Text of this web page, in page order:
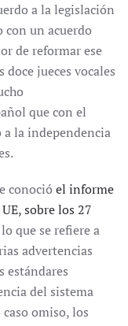
a la legislación
con un acuerdo
de reformar ese
jueces vocales
que con el
a la independencia
conoció el informe
sobre los 27
lo que se refiere a
advertencias
estándares
del sistema
omiso, los